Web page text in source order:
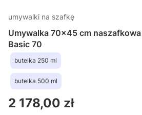
umywalki na szafkę
Umywalka 70x45 cm
Basic 70
butelka 250 ml
butelka 500 ml
Cena
2 178,00 zł